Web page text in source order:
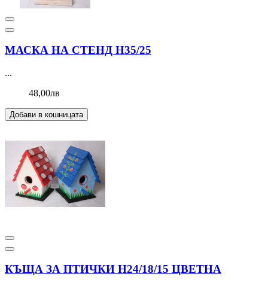
МАСКА НА СТЕНД Н35/25
...
48,00лв
Добави в кошницата
КЪЩА ЗА ПТИЧКИ Н24/18/15 ЦВЕТНА